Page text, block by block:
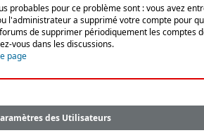
probables pour ce problème sont : vous avez
l'administrateur a supprimé votre compte pour
de supprimer périodiquement les comptes
vous dans les discussions.
page
des Utilisateurs